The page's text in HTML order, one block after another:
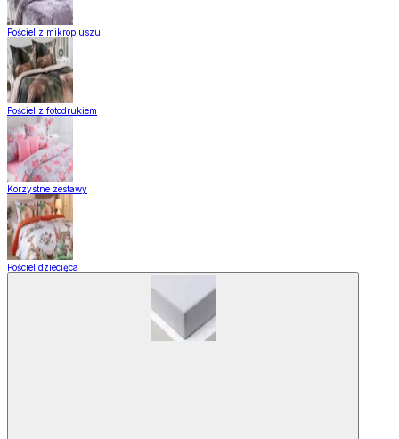
Pościel z mikropluszu
Pościel z fotodrukiem
Korzystne zestawy
Pościel dziecięca